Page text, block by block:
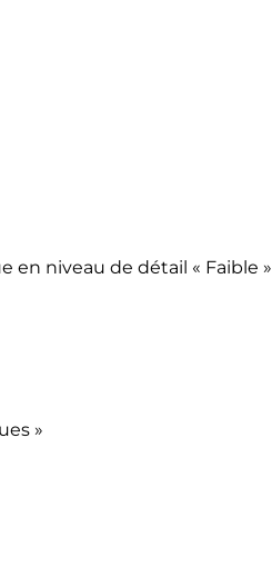
en niveau de détail « Faible »
»